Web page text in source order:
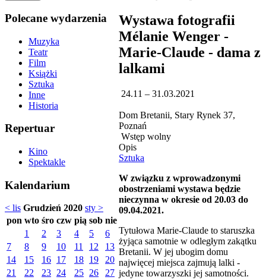
Polecane wydarzenia
Muzyka
Teatr
Film
Książki
Sztuka
Inne
Historia
Repertuar
Kino
Spektakle
Kalendarium
< lis Grudzień 2020 sty >
pon wto śro czw pią sob nie
1
2 3 4 5
6
7
8 9 10 11 12
13
14
15 16 17 18 19
20
21
22 23 24 25 26
27
Wystawa fotografii
Mélanie Wenger -
Marie-Claude - dama z
lalkami
24.11 – 31.03.2021
Dom Bretanii, Stary Rynek 37,
Poznań
Wstęp wolny
Opis
Sztuka
W związku z wprowadzonymi
obostrzeniami wystawa będzie
nieczynna w okresie od 20.03 do
09.04.2021.
Tytułowa Marie-Claude to staruszka
żyjąca samotnie w odległym zakątku
Bretanii. W jej ubogim domu
najwięcej miejsca zajmują lalki -
jedyne towarzyszki jej samotności.